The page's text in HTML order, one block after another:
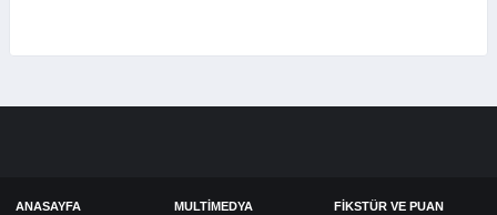
ANASAYFA MULTIMEDYA
FIKSTÜR VE PUAN